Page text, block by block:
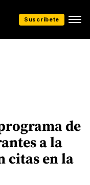
Suscríbete
de
a la
citas en la